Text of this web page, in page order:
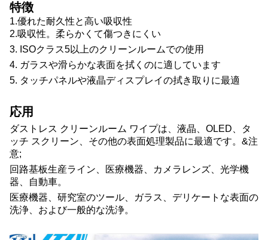
特徴
1.優れた耐久性と高い吸収性
2.吸収性。柔らかくて傷つきにくい
3. ISOクラス5以上のクリーンルームでの使用
4. ガラスや滑らかな表面を拭くのに適しています
5. タッチパネルや液晶ディスプレイの拭き取りに最適
応用
ダストレス クリーンルーム ワイプは、液晶、OLED、タ
ッチ スクリーン、その他の表面処理製品に最適です。&注
意;
回路基板生産ライン、医療機器、カメラレンズ、光学機
器、自動車。
医療機器、研究室のツール、ガラス、デリケートな表面の
洗浄、および一般的な洗浄。